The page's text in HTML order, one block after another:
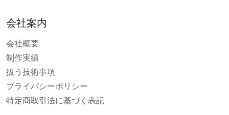
会社案内
会社概要
制作実績
扱う技術事項
プライバシーポリシー
特定商取引法に基づく表記